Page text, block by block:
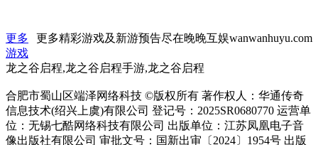
更多精彩游戏及新游预告尽在晚晚互娱wanwanhuyu.com
更多
游戏
龙之谷启程,龙之谷启程手游,龙之谷启程
合肥市蜀山区端泽网络科技 ©版权所有 著作权人：华通传奇
信息技术(绍兴上虞)有限公司 登记号：2025SR0680770 运营单
位：无锡七酷网络科技有限公司 出版单位：江苏凤凰电子音
像出版社有限公司 审批文号：国新出审〔2024〕1954号 出版